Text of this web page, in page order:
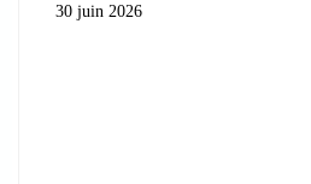
30 juin 2026